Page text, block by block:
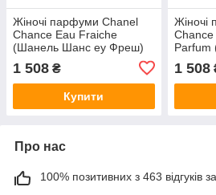
Жіночі парфуми Chanel
Chance Eau Fraiche
(Шанель Шанс еу Фреш)
Туалетна вода 100 ml/мл
1 508 ₴
Купити
Жіночі
Chance
1 508
Про нас
100% позитивних з 463 відгуків